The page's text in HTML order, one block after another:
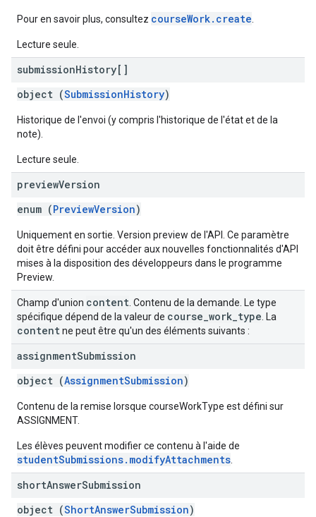
Pour en savoir plus, consultez courseWork.create
Lecture seule.
submissionHistory[]
object (SubmissionHistory)
Historique de l'envoi (y compris l'historique de l'état et de la
note).
Lecture seule.
previewVersion
enum (PreviewVersion)
Uniquement en sortie. Version preview de l'API. Ce paramètre
doit être défini pour accéder aux nouvelles fonctionnalités d'API
mises à la disposition des développeurs dans le programme
Preview.
Champ d'union content . Contenu de la demande. Le type
spécifique dépend de la valeur de course work type . La
contentne peut être qu'un des éléments suivants :
assignmentSubmission
object (AssignmentSubmission)
Contenu de la remise lorsque courseWorkType est défini sur
ASSIGNMENT.
Les élèves peuvent modifier ce contenu à l'aide de
studentSubmissions.modifyAttachments
shortAnswerSubmission
object (ShortAnswerSubmission)